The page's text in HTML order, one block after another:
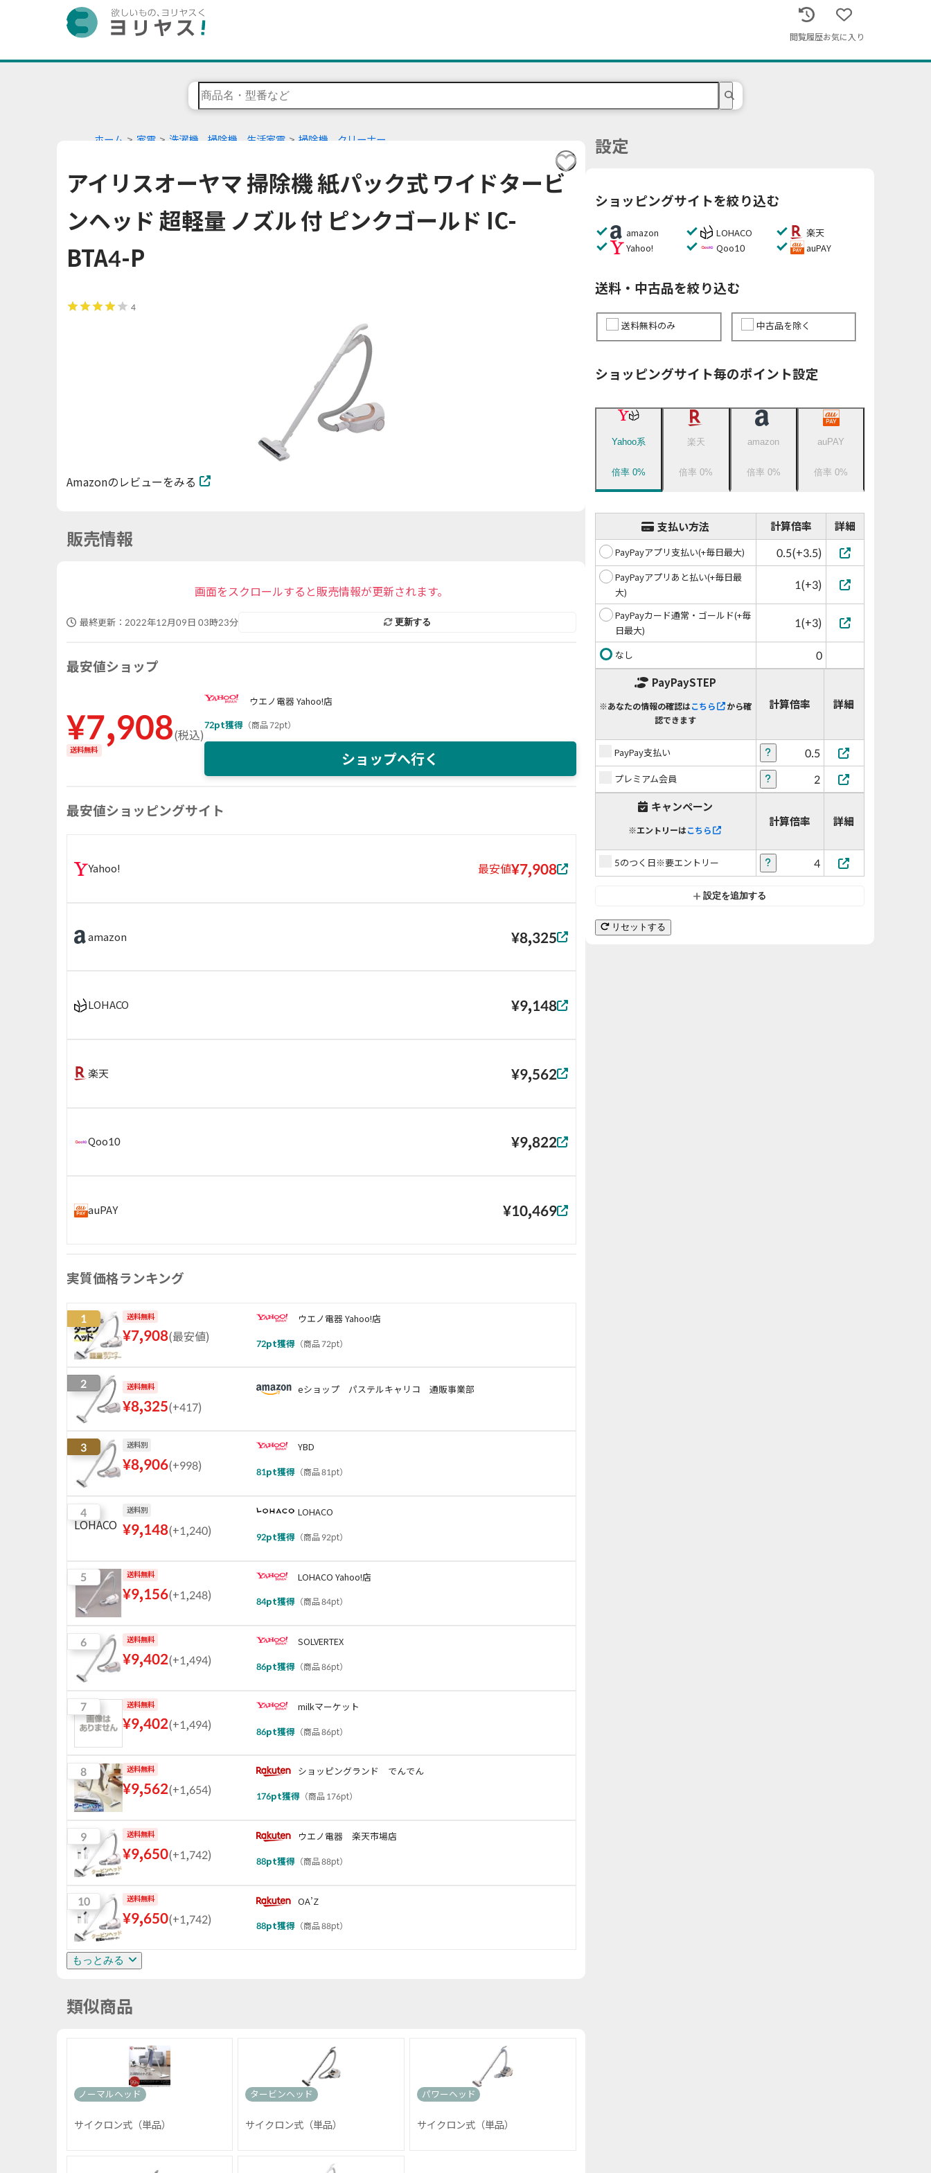
閲覧履歴お気に入り
ホーム 家電 洗濯機、掃除機、生活家電 掃除機、クリーナー
アイリスオーヤマ 掃除機 紙パック式 ワイドタービ
ンヘッド 超軽量 ノズル 付 ピンクゴールド IC-
BTA4-P
4
Amazonのレビューをみる
販売情報
画面をスクロールすると販売情報が更新されます。
最終更新： 2022年12月09日 03時23分 更新する
最安値ショップ
¥7,908(税込)
送料無料
ウエノ電器 Yahoo!店
72pt獲得 （商品 72pt）
ショップへ行く
最安値ショッピングサイト
Yahoo! 最安値¥7,908
amazon ¥8,325
LOHACO ¥9,148
楽天 ¥9,562
Qoo10 ¥9,822
auPAY ¥10,469
実質価格ランキング
1 送料無料
¥7,908(最安値)
ウエノ電器 Yahoo!店
72pt獲得 （商品 72pt）
2 送料無料
¥8,325(+417)
eショップ パステルキャリコ 通販事業部
3 送料別
¥8,906(+998)
YBD
81pt獲得 （商品 81pt）
4 送料別
¥9,148(+1,240)
LOHACO
92pt獲得 （商品 92pt）
5 送料無料
¥9,156(+1,248)
LOHACO Yahoo!店
84pt獲得 （商品 84pt）
6 送料無料
¥9,402(+1,494)
SOLVERTEX
86pt獲得 （商品 86pt）
7 送料無料
¥9,402(+1,494)
milkマーケット
86pt獲得 （商品 86pt）
8 送料無料
¥9,562(+1,654)
ショッピングランド でんでん
176pt獲得 （商品 176pt）
9 送料無料
¥9,650(+1,742)
ウエノ電器 楽天市場店
88pt獲得 （商品 88pt）
10 送料無料
¥9,650(+1,742)
OA’Z
88pt獲得 （商品 88pt）
もっとみる
類似商品
ノーマルヘッド
サイクロン式（単品）
タービンヘッド
サイクロン式（単品）
パワーヘッド
サイクロン式（単品）
設定
ショッピングサイトを絞り込む
amazon LOHACO
楽天
Yahoo!
Qoo10 auPAY
送料・中古品を絞り込む
送料無料のみ 中古品を除く
ショッピングサイト毎のポイント設定
Yahoo系
倍率0%
楽天
倍率0%
amazon
倍率 0%
auPAY
倍率0%
支払い方法 計算倍率 詳細
PayPayアプリ支払い(+毎日最大) 0.5(+3.5)
PayPayアプリあと払い(+毎日最
大)
1(+3)
PayPayカード通常・ゴールド(+毎
日最大)
1(+3)
なし 0
PayPaySTEP
※あなたの情報の確認はこちら
から確
認できます
計算倍率 詳細
PayPay支払い 0.5
プレミアム会員 2
キャンペーン
※エントリーはこちら
計算倍率 詳細
5のつく日※要エントリー 4
設定を追加する
リセットする